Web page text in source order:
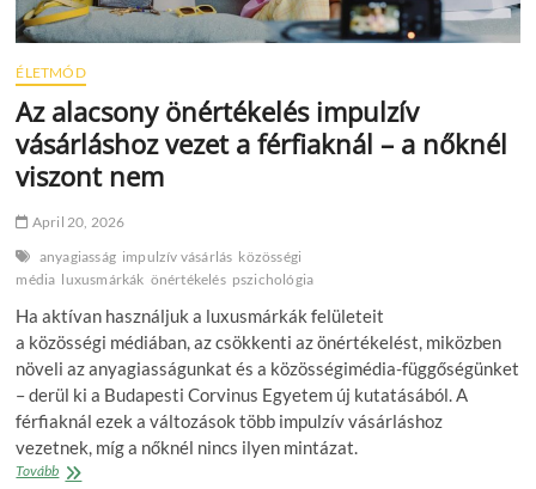
ÉLETMÓD
Az alacsony önértékelés impulzív
vásárláshoz vezet a férfiaknál – a nőknél
viszont nem
April 20, 2026
anyagiasság impulzív vásárlás közösségi
média luxusmárkák önértékelés pszichológia
Ha aktívan használjuk a luxusmárkák felületeit
a közösségi médiában, az csökkenti az önértékelést, miközben
növeli az anyagiasságunkat és a közösségimédia-függőségünket
– derül ki a Budapesti Corvinus Egyetem új kutatásából. A
férfiaknál ezek a változások több impulzív vásárláshoz
vezetnek, míg a nőknél nincs ilyen mintázat.
TovábbAz